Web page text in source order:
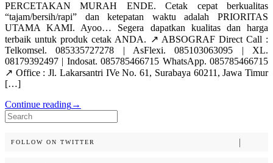
PERCETAKAN MURAH ENDE. Cetak cepat berkualitas
“tajam/bersih/rapi” dan ketepatan waktu adalah PRIORITAS
UTAMA KAMI. Ayoo… Segera dapatkan kualitas dan harga
terbaik untuk produk cetak ANDA. ↗️ ABSOGRAF Direct Call :
Telkomsel. 085335727278 | AsFlexi. 085103063095 | XL.
08179392497 | Indosat. 085785466715 WhatsApp. 085785466715
↗️ Office : Jl. Lakarsantri IVe No. 61, Surabaya 60211, Jawa Timur
[…]
Continue reading→
Search
for:
FOLLOW ON TWITTER